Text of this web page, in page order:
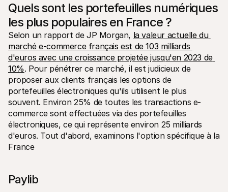
Quels sont les portefeuilles numériques
les plus populaires en France ?
Selon un rapport de JP Morgan, la valeur actuelle du
marché e-commerce français est de 103 milliards
d'euros avec une croissance projetée jusqu'en 2023 de
10%. Pour pénétrer ce marché, il est judicieux de
proposer aux clients français les options de
portefeuilles électroniques qu'ils utilisent le plus
souvent. Environ 25% de toutes les transactions e-
commerce sont effectuées via des portefeuilles
électroniques, ce qui représente environ 25 milliards
d'euros. Tout d'abord, examinons l'option spécifique à la
France
Paylib